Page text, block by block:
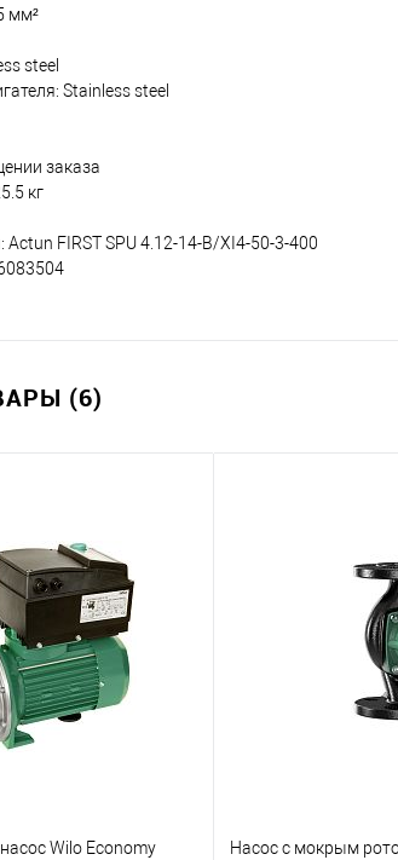
мм²
steel
Stainless steel
заказа
кг
FIRST SPU 4.12-14-B/XI4-50-3-400
(6)
Wilo Economy
Насос с мокрым